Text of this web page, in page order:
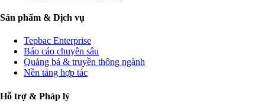
Sản phẩm & Dịch vụ
Tepbac Enterprise
Báo cáo chuyên sâu
Quảng bá & truyền thông ngành
Nền tảng hợp tác
Hỗ trợ & Pháp lý